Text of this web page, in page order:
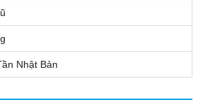
Nhật Bản